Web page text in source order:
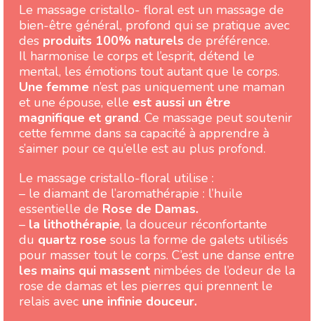
Le massage cristallo- floral est un massage de
bien-être général, profond qui se pratique avec
des produits 100% naturels de préférence.
Il harmonise le corps et l’esprit, détend le
mental, les émotions tout autant que le corps.
Une femmen’est pas uniquement une maman
et une épouse, elle est aussi un être
magnifique et grand. Ce massage peut soutenir
cette femme dans sa capacité à apprendre à
s’aimer pour ce qu’elle est au plus profond.
Le massage cristallo-floral utilise :
– le diamant de l’aromathérapie : l’huile
essentielle de Rose de Damas.
– la lithothérapie, la douceur réconfortante
du quartz rosesous la forme de galets utilisés
pour masser tout le corps. C’est une danse entre
les mains qui massentnimbées de l’odeur de la
rose de damas et les pierres qui prennent le
relais avec une infinie douceur.